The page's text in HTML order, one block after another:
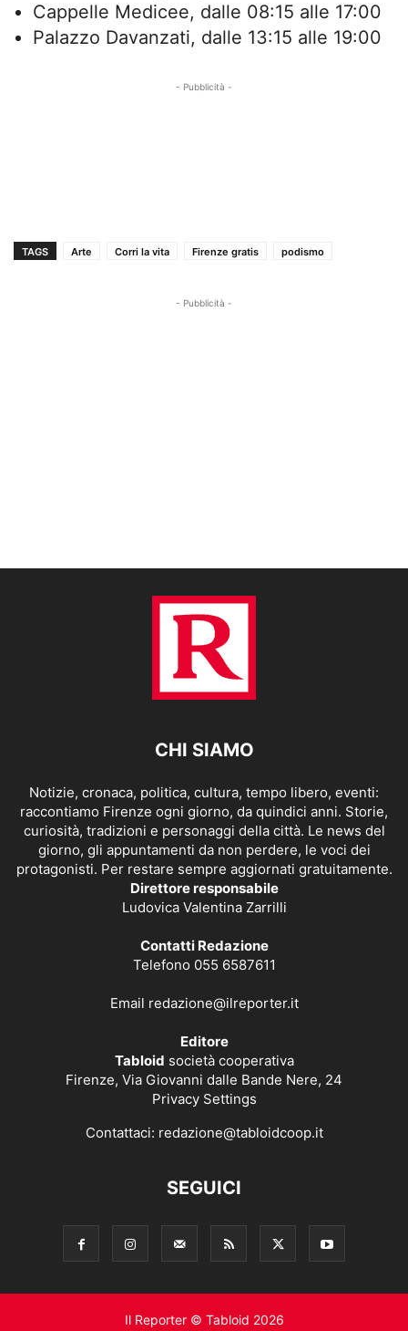
Cappelle Medicee, dalle 08:15 alle 17:00
Palazzo Davanzati, dalle 13:15 alle 19:00
- Pubblicità -
TAGS Arte Corri la vita Firenze gratis podismo
- Pubblicità -
CHI SIAMO
Notizie, cronaca, politica, cultura, tempo libero, eventi:
raccontiamo Firenze ogni giorno, da quindici anni. Storie,
curiosità, tradizioni e personaggi della città. Le news del
giorno, gli appuntamenti da non perdere, le voci dei
protagonisti. Per restare sempre aggiornati gratuitamente.
Direttore responsabile
Ludovica Valentina Zarrilli
Contatti Redazione
Telefono 055 6587611
Email redazione@ilreporter.it
Editore
Tabloid società cooperativa
Firenze, Via Giovanni dalle Bande Nere, 24
Privacy Settings
Contattaci: redazione@tabloidcoop.it
SEGUICI
Il Reporter © Tabloid 2026